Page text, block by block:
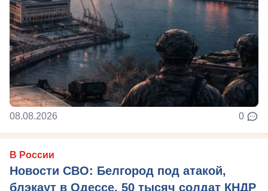
08.08.2026 0
В России
Новости СВО: Белгород под атакой,
блэкаут в Одессе, 50 тысяч солдат КНДР